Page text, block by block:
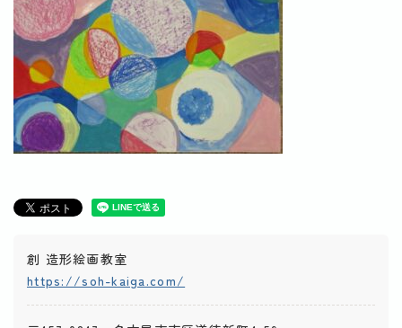
創 造形絵画教室
https://soh-kaiga.com/